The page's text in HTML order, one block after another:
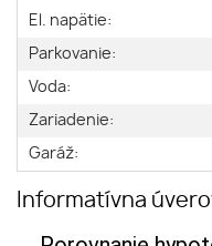
El. napätie:
Parkovanie:
Voda:
Zariadenie:
Garáž:
Informatívna